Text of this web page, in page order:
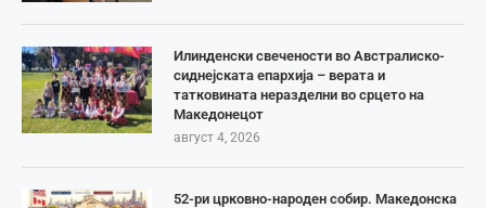
Илинденски свечености во Австралиско-
сиднејската епархија – верата и
татковината неразделни во срцето на
Македонецот
август 4, 2026
52-ри црковно-народен собир. Македонска